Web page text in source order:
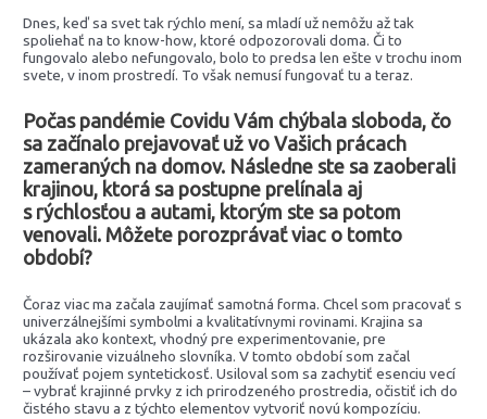
Dnes, keď sa svet tak rýchlo mení, sa mladí už nemôžu až tak
spoliehať na to know-how, ktoré odpozorovali doma. Či to
fungovalo alebo nefungovalo, bolo to predsa len ešte v trochu inom
svete, v inom prostredí. To však nemusí fungovať tu a teraz.
Počas pandémie Covidu Vám chýbala sloboda, čo
sa začínalo prejavovať už vo Vašich prácach
zameraných na domov. Následne ste sa zaoberali
krajinou, ktorá sa postupne prelínala aj
s rýchlosťou a autami, ktorým ste sa potom
venovali. Môžete porozprávať viac o tomto
období?
Čoraz viac ma začala zaujímať samotná forma. Chcel som pracovať s
univerzálnejšími symbolmi a kvalitatívnymi rovinami. Krajina sa
ukázala ako kontext, vhodný pre experimentovanie, pre
rozširovanie vizuálneho slovníka. V tomto období som začal
používať pojem syntetickosť. Usiloval som sa zachytiť esenciu vecí
– vybrať krajinné prvky z ich prirodzeného prostredia, očistiť ich do
čistého stavu a z týchto elementov vytvoriť novú kompozíciu.